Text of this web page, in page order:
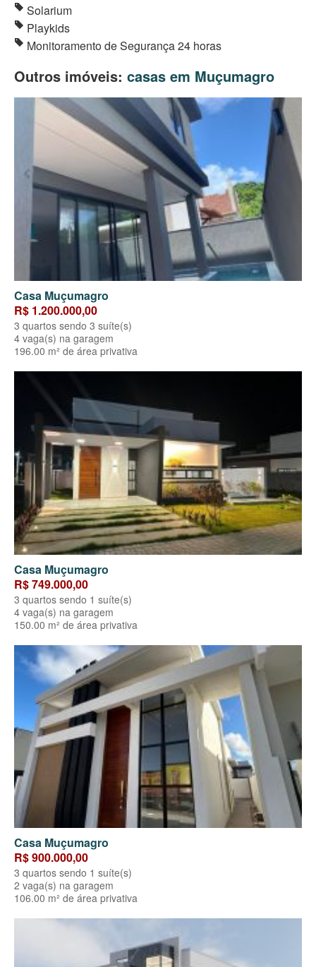
Solarium
Playkids
Monitoramento de Segurança 24 horas
Outros imóveis: casas em Muçumagro
Casa Muçumagro
R$ 1.200.000,00
3 quartos sendo 3 suíte(s)
4 vaga(s) na garagem
196.00 m² de área privativa
Casa Muçumagro
R$ 749.000,00
3 quartos sendo 1 suíte(s)
4 vaga(s) na garagem
150.00 m² de área privativa
Casa Muçumagro
R$ 900.000,00
3 quartos sendo 1 suíte(s)
2 vaga(s) na garagem
106.00 m² de área privativa